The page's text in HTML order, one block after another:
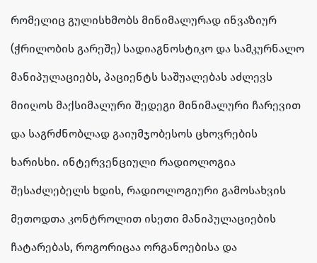
რომელიც გულისხმობს მინიმალურად ინვაზიურ
(ჭრილობის გარეშე) სადიაგნოსტიკო და სამკურნალო
მანიპულაციებს, პაციენტს საშუალებას აძლევს
მიიღოს მაქსიმალური შედეგი მინიმალური ჩარევით
და საგრძნობლად გაიუმჯობესოს ცხოვრების
ხარისხი. ინტერვენციული რადიოლოგია
შესაძლებელს ხდის, რადიოლოგიური გამოსახვის
მეთოდთა კონტროლით ისეთი მანიპულაციების
ჩატარებას, როგორიცაა ორგანოებისა და